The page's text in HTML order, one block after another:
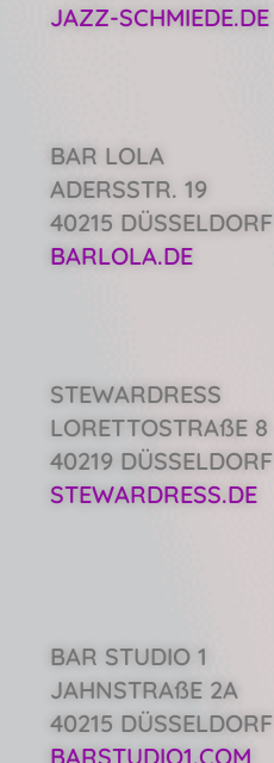
JAZZ-SCHMIEDE.DE
BAR LOLA
ADERSSTR. 19
40215 DÜSSELDORF
BARLOLA.DE
STEWARDRESS
LORETTOSTRAßE 8
40219 DÜSSELDORF
STEWARDRESS.DE
BAR STUDIO 1
JAHNSTRAßE 2A
40215 DÜSSELDORF
BARSTUDIO1.COM